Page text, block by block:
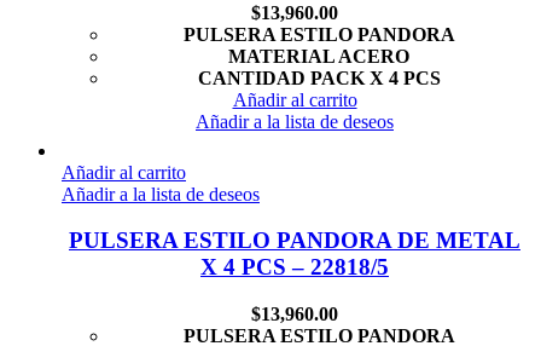
$13,960.00
PULSERA ESTILO PANDORA
MATERIAL ACERO
CANTIDAD PACK X 4 PCS
Añadir al carrito
Añadir a la lista de deseos
Añadir al carrito
Añadir a la lista de deseos
PULSERA ESTILO PANDORA DE METAL
X 4 PCS – 22818/5
$13,960.00
PULSERA ESTILO PANDORA